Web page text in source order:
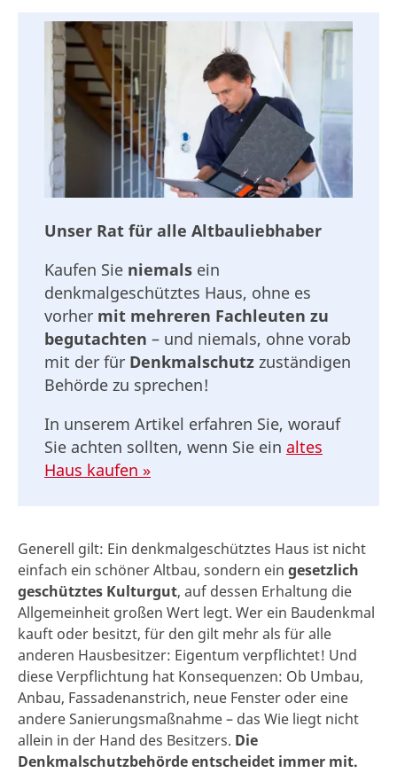
Unser Rat für alle Altbauliebhaber
Kaufen Sie niemals ein
denkmalgeschütztes Haus, ohne es
vorher mit mehreren Fachleuten zu
begutachten – und niemals, ohne vorab
mit der für Denkmalschutz zuständigen
Behörde zu sprechen!
In unserem Artikel erfahren Sie, worauf
Sie achten sollten, wenn Sie ein altes
Haus kaufen »
Generell gilt: Ein denkmalgeschütztes Haus ist nicht
einfach ein schöner Altbau, sondern ein gesetzlich
geschütztes Kulturgut, auf dessen Erhaltung die
Allgemeinheit großen Wert legt. Wer ein Baudenkmal
kauft oder besitzt, für den gilt mehr als für alle
anderen Hausbesitzer: Eigentum verpflichtet! Und
diese Verpflichtung hat Konsequenzen: Ob Umbau,
Anbau, Fassadenanstrich, neue Fenster oder eine
andere Sanierungsmaßnahme – das Wie liegt nicht
allein in der Hand des Besitzers. Die
Denkmalschutzbehörde entscheidet immer mit.